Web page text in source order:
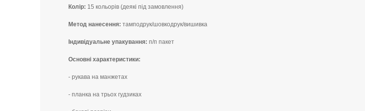
Колір: 15 кольорів (деякі під замовлення)
Метод нанесення: тамподрук/шовкодрук/вишивка
Індивідуальне упакування: п/п пакет
Основні характеристики:
- рукава на манжетах
- планка на трьох гудзиках